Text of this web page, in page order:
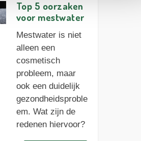
Top 5 oorzaken
voor mestwater
Mestwater is niet
alleen een
cosmetisch
probleem, maar
ook een duidelijk
gezondheidsproble
em. Wat zijn de
redenen hiervoor?